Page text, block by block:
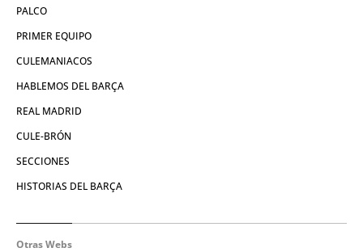
PALCO
PRIMER EQUIPO
CULEMANIACOS
HABLEMOS DEL BARÇA
REAL MADRID
CULE-BRÓN
SECCIONES
HISTORIAS DEL BARÇA
Otras Webs